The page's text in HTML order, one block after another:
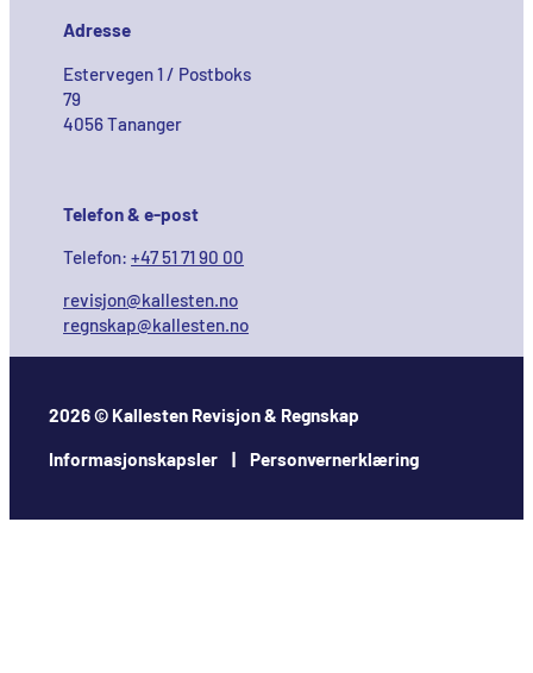
Adresse
Estervegen 1 / Postboks
79
4056 Tananger
Telefon & e-post
Telefon:+47 51 71 90 00
revisjon@kallesten.no
regnskap@kallesten.no
2026 © Kallesten Revisjon & Regnskap
Informasjonskapsler | Personvernerklæring